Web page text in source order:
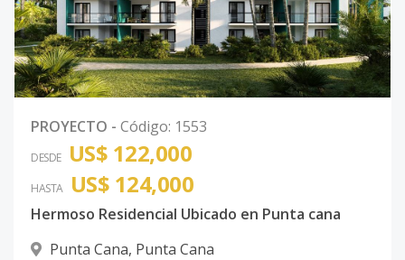
PROYECTO - Código: 1553
DESDE US$ 122,000
HASTA US$ 124,000
Hermoso Residencial Ubicado en Punta cana
Punta Cana, Punta Cana